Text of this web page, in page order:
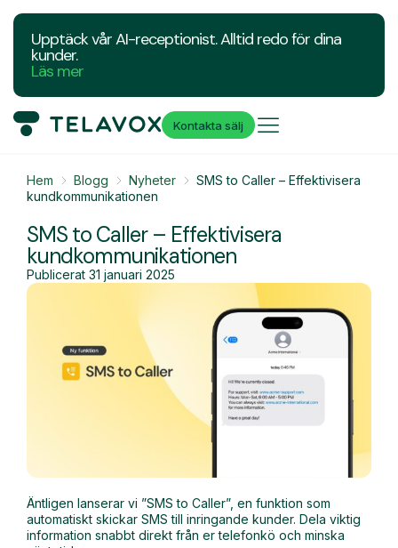
Upptäck vår AI-receptionist. Alltid redo för dina
kunder.
Läs mer
Kontakta sälj
Hem Blogg Nyheter
SMS to Caller – Effektivisera
kundkommunikationen
SMS to Caller – Effektivisera
kundkommunikationen
Publicerat 31 januari 2025
Äntligen lanserar vi ”SMS to Caller”, en funktion som
automatiskt skickar SMS till inringande kunder. Dela viktig
information snabbt direkt från er telefonkö och minska